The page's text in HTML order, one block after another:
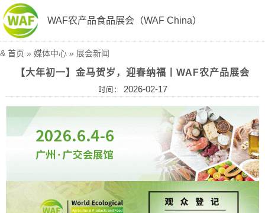
WAF农产品食品展会（WAF China）
& 首页 » 媒体中心 » 展会新闻
【大年初一】金马贺岁，迎春纳福丨WAF农产品展会
时间： 2026-02-17